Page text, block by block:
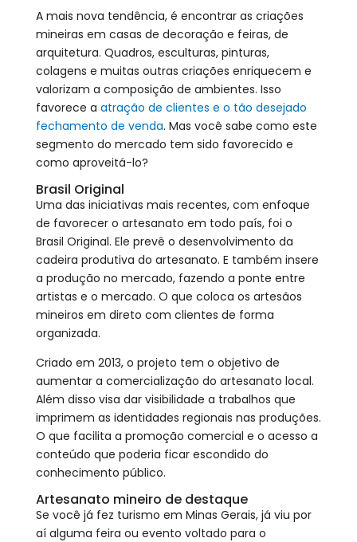
A mais nova tendência, é encontrar as criações
mineiras em casas de decoração e feiras, de
arquitetura. Quadros, esculturas, pinturas,
colagens e muitas outras criações enriquecem e
valorizam a composição de ambientes. Isso
favorece a atração de clientes e o tão desejado
fechamento de venda. Mas você sabe como este
segmento do mercado tem sido favorecido e
como aproveitá-lo?
Brasil Original
Uma das iniciativas mais recentes, com enfoque
de favorecer o artesanato em todo país, foi o
Brasil Original. Ele prevê o desenvolvimento da
cadeira produtiva do artesanato. E também insere
a produção no mercado, fazendo a ponte entre
artistas e o mercado. O que coloca os artesãos
mineiros em direto com clientes de forma
organizada.
Criado em 2013, o projeto tem o objetivo de
aumentar a comercialização do artesanato local.
Além disso visa dar visibilidade a trabalhos que
imprimem as identidades regionais nas produções.
O que facilita a promoção comercial e o acesso a
conteúdo que poderia ficar escondido do
conhecimento público.
Artesanato mineiro de destaque
Se você já fez turismo em Minas Gerais, já viu por
aí alguma feira ou evento voltado para o